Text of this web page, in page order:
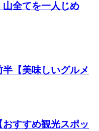
全てを一人じめ
【美味しいグルメ
すすめ観光スポッ